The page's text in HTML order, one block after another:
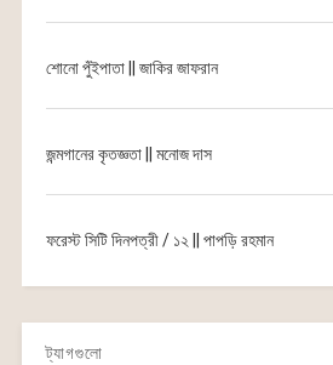
শোনো পুঁইপাতা || জাকির জাফরান
জন্মগানের কৃতজ্ঞতা || মনোজ দাস
ফরেস্ট সিটি দিনপত্রী / ১২ || পাপড়ি রহমান
ট্যাগগুলো